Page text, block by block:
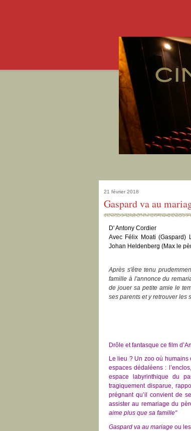
21 février 2018
Gaspard va au
D' Antony Cordier
Avec Félix Moati (Gaspard)
Johan Heldenberg (Max le
Après s'être tenu
famille à l'annonce du
de jouer sa petite amie le
ses parents et y retrouver les
Drôle et fantasque ce film
Le lieu ? Un zoo où
espaces dédaléens :
espace labyrinthique du
tragiquement disparue,
prégnant qu’il convient de
assister au remariage du
aime plus que sa famille"
Gaspard va au mariage ou les